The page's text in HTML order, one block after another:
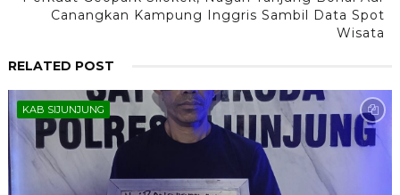
Canangkan Kampung Inggris Sambil Data Spot
Wisata
RELATED POST
KAB SIJUNJUNG